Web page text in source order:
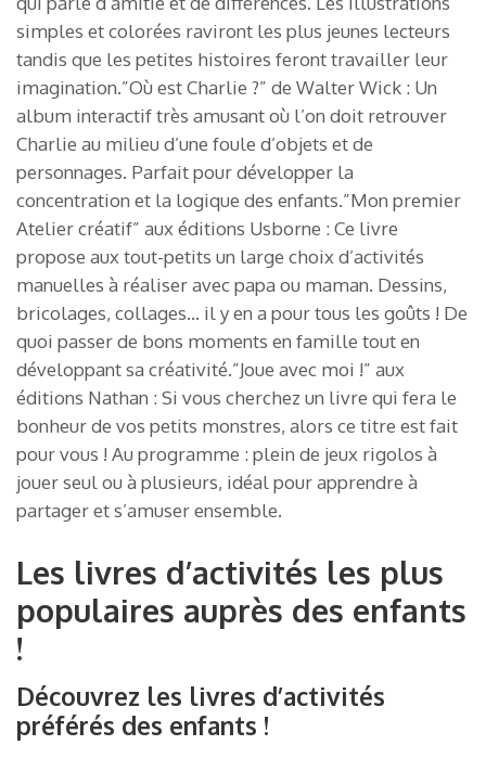
simples et colorées raviront les plus jeunes lecteurs
tandis que les petites histoires feront travailler leur
imagination.”Où est Charlie ?” de Walter Wick : Un
album interactif très amusant où l’on doit retrouver
Charlie au milieu d’une foule d’objets et de
personnages. Parfait pour développer la
concentration et la logique des enfants.”Mon premier
Atelier créatif” aux éditions Usborne : Ce livre
propose aux tout-petits un large choix d’activités
manuelles à réaliser avec papa ou maman. Dessins,
bricolages, collages… il y en a pour tous les goûts ! De
quoi passer de bons moments en famille tout en
développant sa créativité.”Joue avec moi !” aux
éditions Nathan : Si vous cherchez un livre qui fera le
bonheur de vos petits monstres, alors ce titre est fait
pour vous ! Au programme : plein de jeux rigolos à
jouer seul ou à plusieurs, idéal pour apprendre à
partager et s’amuser ensemble.
Les livres d’activités les plus
populaires auprès des enfants
!
Découvrez les livres d’activités
préférés des enfants !